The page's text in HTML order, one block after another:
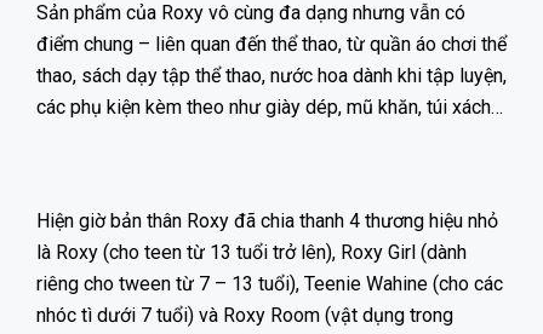
Sản phẩm của Roxy vô cùng đa dạng nhưng vẫn có
điểm chung – liên quan đến thể thao, từ quần áo chơi thể
thao, sách dạy tập thể thao, nước hoa dành khi tập luyện,
các phụ kiện kèm theo như giày dép, mũ khăn, túi xách…
Hiện giờ bản thân Roxy đã chia thanh 4 thương hiệu nhỏ
là Roxy (cho teen từ 13 tuổi trở lên), Roxy Girl (dành
riêng cho tween từ 7 – 13 tuổi), Teenie Wahine (cho các
nhóc tì dưới 7 tuổi) và Roxy Room (vật dụng trong